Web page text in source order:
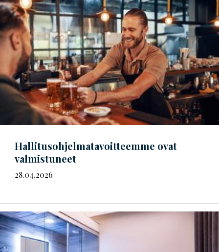
Hal­li­tus­oh­jel­ma­ta­voit­teem­me ovat
valmistuneet
28.04.2026